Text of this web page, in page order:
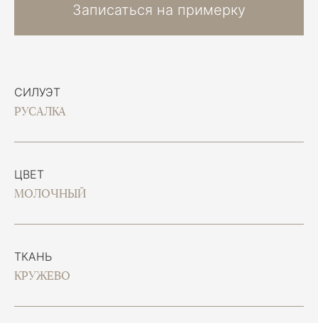
СИЛУЭТ
РУСАЛКА
ЦВЕТ
МОЛОЧНЫЙ
ТКАНЬ
КРУЖЕВО
Записаться на примерку